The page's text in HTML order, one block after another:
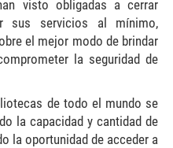
visto obligadas a cerrar
sus servicios al mínimo,
el mejor modo de brindar
la seguridad de
de todo el mundo se
la capacidad y cantidad de
la oportunidad de acceder a